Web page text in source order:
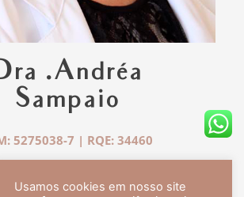
.Andréa
Sampaio
5275038-7 | RQE: 34460
em Medicina pela UFRJ.
Usamos cookies em nosso site